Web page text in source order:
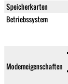
Speicherkarten
Betriebssystem
Modemeigenschaften